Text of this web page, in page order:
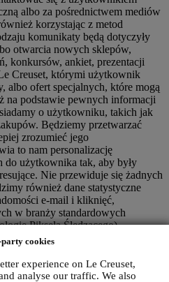
cookies
experience on Le Creuset,
analyse our traffic. We also
albo za pośrednictwem mediów
korzystając z metod
komunikaty będą dotyczyły
otwarcia nowych sklepów,
konkursów, ankiet, prezentacji
Creuset, którymi użytkownik
albo ofert specjalnych, które mogą
na podstawie pewnych informacji
o użytkowniku, takich jak
Będziemy przetwarzać
zrozumieć jego
to nam personalizację
do użytkownika tak, aby były
Nie przewiduje się żadnych
również dane statystyczne
e-mail i kliknięć,
w branży standardowych
Piksela Śledzącego)
naszego newslettera Tego
się na podstawie zgody
zgody można skorzystać w
są gromadzone, poprzez